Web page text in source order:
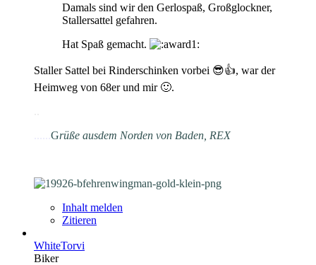
Damals sind wir den Gerlospaß, Großglockner,
Stallersattel gefahren.
Hat Spaß gemacht.
Staller Sattel bei Rinderschinken vorbei 😎👍, war der
Heimweg von 68er und mir 🙂.
Grüße ausdem Norden von Baden, REX
Inhalt melden
Zitieren
WhiteTorvi
Biker